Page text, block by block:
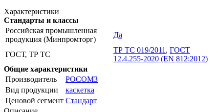
Характеристики
Стандарты и классы
Российская промышленная
продукция (Минпромторг)
Да
ГОСТ, ТР ТС
ТР ТС 019/2011 , ГОСТ
12.4.255-2020 (EN 812:2012)
Общие характеристики
Производитель
РОСОМЗ
Вид продукции
каскетка
Ценовой сегмент Стандарт